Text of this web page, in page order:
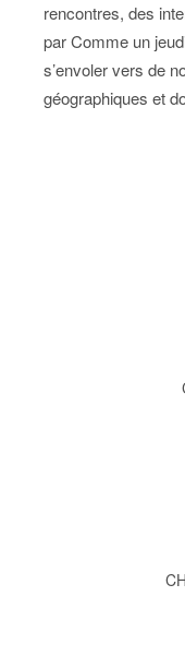
rencontres, des
par Comme un
s’envoler vers de
géographiques et